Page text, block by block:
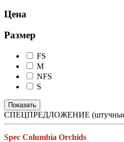
Цена
Размер
FS
M
NFS
S
СПЕЦПРЕДЛОЖЕНИЕ
Spec Columbia Orchids